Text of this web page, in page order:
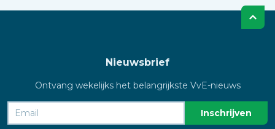
Nieuwsbrief
Ontvang wekelijks het belangrijkste VvE-nieuws